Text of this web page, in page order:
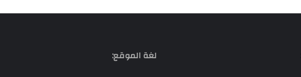
لغة الموقع: